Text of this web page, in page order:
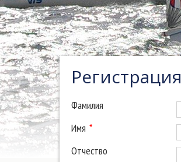
Регистрация
Фамилия
Имя *
Отчество